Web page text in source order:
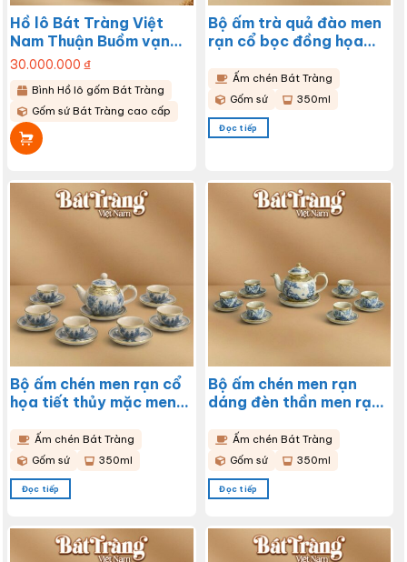
Hồ lô Bát Tràng Việt
Nam Thuận Buồm vạn
lộc xanh lam BT-HL10
30.000.000 ₫
Bình Hồ lô gốm Bát Tràng
Gốm sứ Bát Tràng cao cấp
Bộ ấm trà quả đào men
rạn cổ bọc đồng họa
Ấm chén Bát Tràng
Gốm sứ
350ml
Đọc tiếp
Bộ ấm chén men rạn cổ
họa tiết thủy mặc men
AC90Ấm chén Bát Tràng
Gốm sứ
350ml
Đọc tiếp
Bộ ấm chén men rạn
dáng đèn thần men rạn
BT-AC91
Ấm chén Bát Tràng
Gốm sứ
350ml
Đọc tiếp